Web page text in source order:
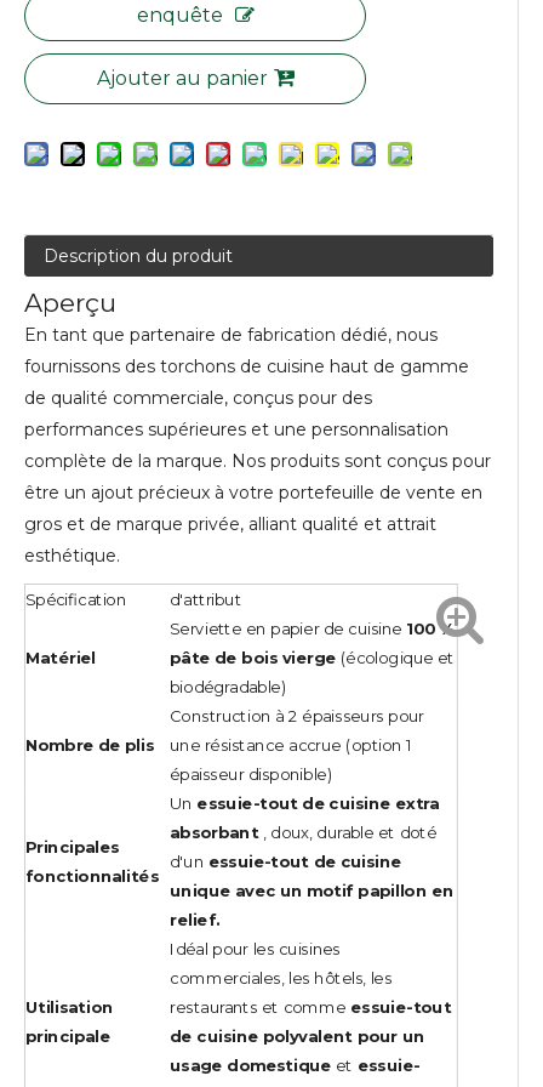
enquête
Ajouter au panier
Description du produit
Aperçu
En tant que partenaire de fabrication dédié, nous
fournissons des torchons de cuisine haut de gamme
de qualité commerciale, conçus pour des
performances supérieures et une personnalisation
complète de la marque. Nos produits sont conçus pour
être un ajout précieux à votre portefeuille de vente en
gros et de marque privée, alliant qualité et attrait
esthétique.
Spécification d'attribut
Matériel
Serviette en papier de cuisine 100 %
pâte de bois vierge (écologique et
biodégradable)
Nombre de plis
Construction à 2 épaisseurs pour
une résistance accrue (option 1
épaisseur disponible)
Principales
fonctionnalités
Un essuie-tout de cuisine extra
absorbant , doux, durable et doté
d'un essuie-tout de cuisine
unique avec un motif papillon en
relief.
Utilisation
principale
Idéal pour les cuisines
commerciales, les hôtels, les
restaurants et comme essuie-tout
de cuisine polyvalent pour un
usage domestique et essuie-